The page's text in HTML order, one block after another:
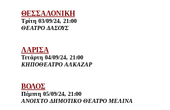
ΘΕΣΣΑΛΟΝΙΚΗ
Τρίτη 03/09/24, 21:00
ΘΕΑΤΡΟ ΔΑΣΟΥΣ
ΛΑΡΙΣΑ
Τετάρτη 04/09/24, 21:00
ΚΗΠΟΘΕΑΤΡΟ ΑΛΚΑΖΑΡ
ΒΟΛΟΣ
Πέμπτη 05/09/24, 21:00
ΑΝΟΙΧΤΟ ΔΗΜΟΤΙΚΟ ΘΕΑΤΡΟ ΜΕΛΙΝΑ